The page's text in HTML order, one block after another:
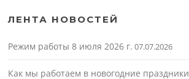
ЛЕНТА НОВОСТЕЙ
Режим работы 8 июля 2026 г. 07.07.2026
Как мы работаем в новогодние праздники